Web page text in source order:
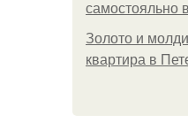
самостояльно
Золото и
квартира в